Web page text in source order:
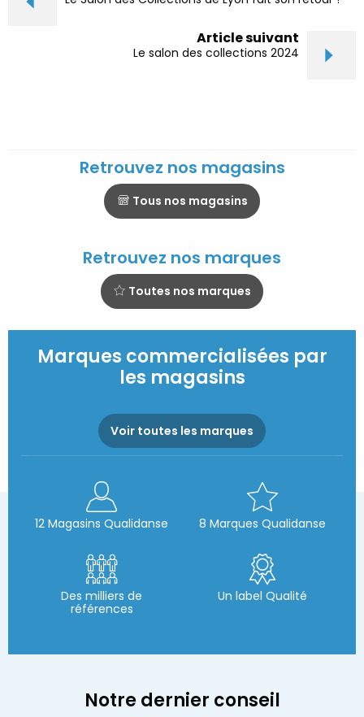
Article suivant
Le salon des collections 2024
Retrouvez nos magasins
Tous nos magasins
Retrouvez nos marques
Toutes nos marques
Marques commercialisées par
les magasins
Voir toutes les marques
12 Magasins Qualidanse 8 Marques Qualidanse
Des milliers de
références
Un label Qualité
Notre dernier conseil